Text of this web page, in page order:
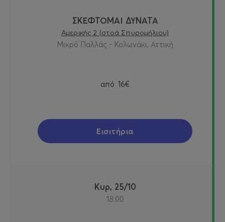
ΣΚΕΦΤΟΜΑΙ ΔΥΝΑΤΑ
Αμερικής 2 (στοά Σπυρομήλιου)
Μικρό Παλλάς - Κολωνάκι, Αττική
από 16€
Εισιτήρια
Κυρ, 25/10
18:00